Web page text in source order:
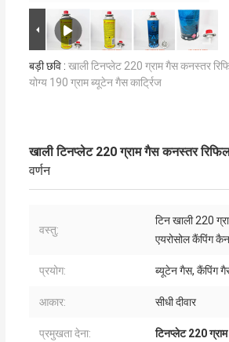
बड़ी छवि : खाली टिनप्लेट 220 ग्राम गैस कनस्तर
योग्य 190 ग्राम ब्यूटेन गैस कार्ट्रिज
खाली टिनप्लेट 220 ग्राम गैस कनस्तर
वर्णन
वस्तु:
टिन खाली 220
एयरोसोल कैंपिंग
प्रयोग: ब्यूटेन गैस, कैंपिंग
आकार: सीधी दीवार
प्रमुखता देना: टिनप्लेट 220